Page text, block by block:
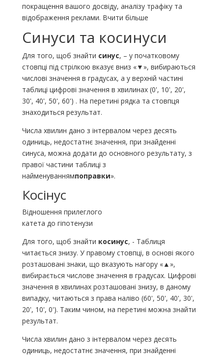
покращення вашого досвіду, аналізу трафіку та
відображення реклами. Вчити більше
Синуси та косинуси
Для того, щоб знайти синус, – у початковому
стовпці під стрілкою вказує вниз «▼», вибираються
числові значення в градусах, а у верхній частині
таблиці цифрові значення в хвилинах (0', 10', 20',
30', 40', 50', 60') . На перетині рядка та стовпця
знаходиться результат.
Числа хвилин дано з інтервалом через десять
одиниць, недостатнє значення, при знайденні
синуса, можна додати до основного результату, з
правої частини таблиці з
найменуваннямпоправки».
Косінус
Відношення прилеглого
катета до гіпотенузи
Для того, щоб знайти косинус, - Таблиця
читається знизу. У правому стовпці, в основі якого
розташовані знаки, що вказують нагору «▲»,
вибирається числове значення в градусах. Цифрові
значення в хвилинах розташовані знизу, в даному
випадку, читаються з права наліво (60', 50', 40', 30',
20', 10', 0'). Таким чином, на перетині можна знайти
результат.
Числа хвилин дано з інтервалом через десять
одиниць, недостатнє значення, при знайденні